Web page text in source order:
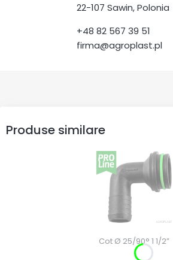
22-107 Sawin, Polonia
+48 82 567 39 51
firma@agroplast.pl
Produse similare
Cot Ø 25/90° 1 1/2”